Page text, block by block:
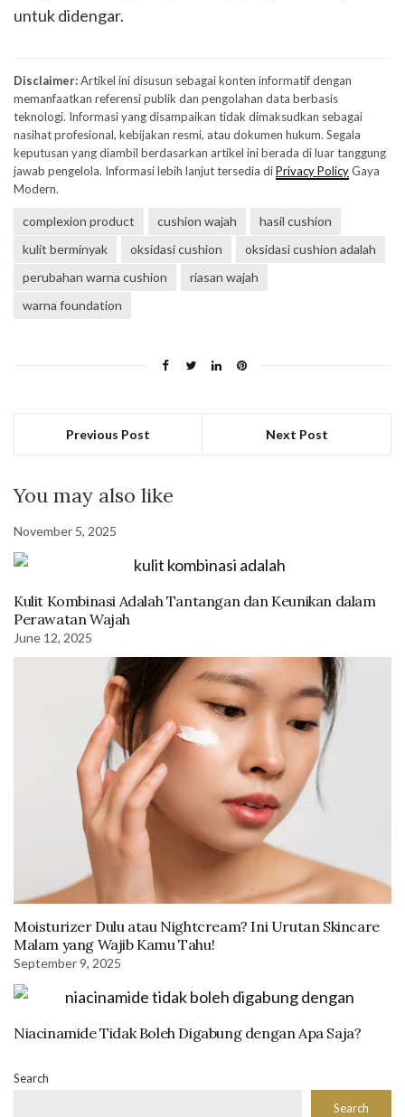
untuk didengar.
Disclaimer:Artikel ini disusun sebagai konten informatif dengan
memanfaatkan referensi publik dan pengolahan data berbasis
teknologi. Informasi yang disampaikan tidak dimaksudkan sebagai
nasihat profesional, kebijakan resmi, atau dokumen hukum. Segala
keputusan yang diambil berdasarkan artikel ini berada di luar tanggung
jawab pengelola. Informasi lebih lanjut tersedia diPrivacy PolicyGaya
Modern.
complexion product cushion wajah
hasil cushion
kulit berminyak
oksidasi cushion
oksidasi cushion adalah
perubahan warna cushion
riasan wajah
warna foundation
Previous Post Next Post
You may also like
November 5, 2025
Kulit Kombinasi Adalah Tantangan dan Keunikan dalam
Perawatan Wajah
June 12, 2025
Moisturizer Dulu atau Nightcream? Ini Urutan Skincare
Malam yang Wajib Kamu Tahu!
September 9, 2025
Niacinamide Tidak Boleh Digabung dengan Apa Saja?
Search
Search